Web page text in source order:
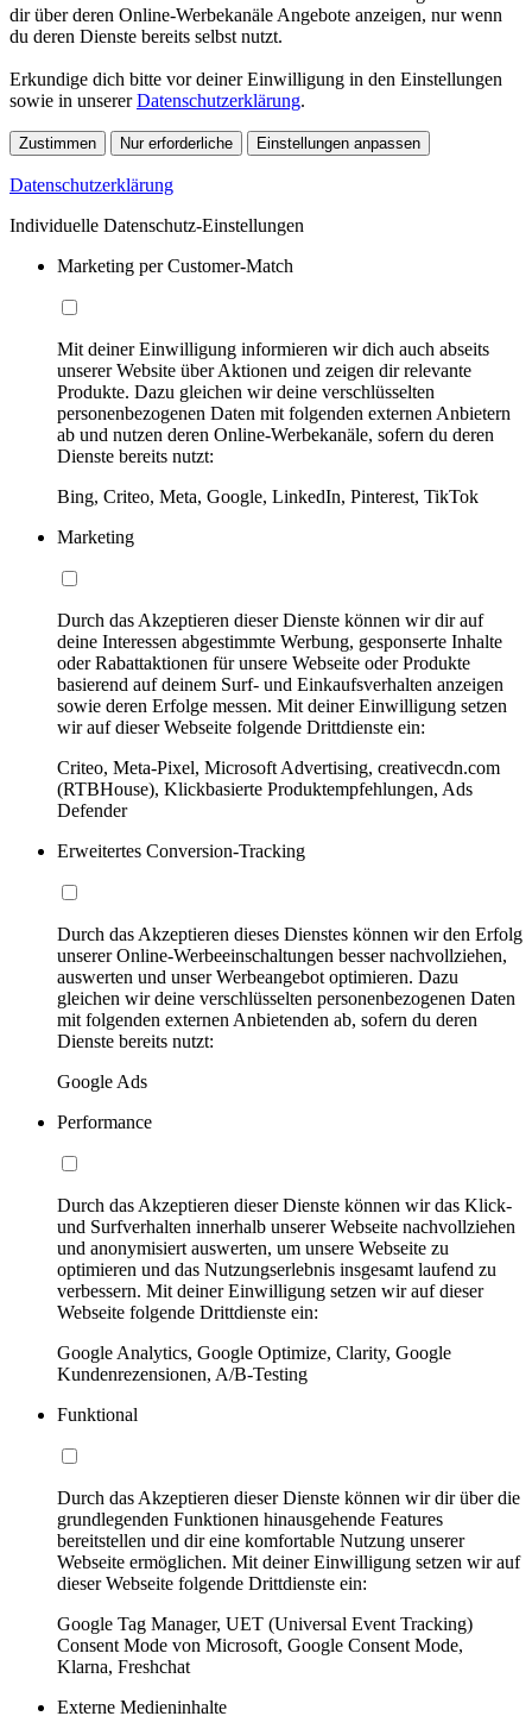
dir über deren Online-Werbekanäle Angebote anzeigen, nur wenn
du deren Dienste bereits selbst nutzt.
Erkundige dich bitte vor deiner Einwilligung in den Einstellungen
sowie in unsererDatenschutzerklärung.
Zustimmen Nur erforderliche Einstellungen anpassen
Datenschutzerklärung
Individuelle Datenschutz-Einstellungen
Marketing per Customer-Match
Mit deiner Einwilligung informieren wir dich auch abseits
unserer Website über Aktionen und zeigen dir relevante
Produkte. Dazu gleichen wir deine verschlüsselten
personenbezogenen Daten mit folgenden externen Anbietern
ab und nutzen deren Online-Werbekanäle, sofern du deren
Dienste bereits nutzt:
Bing, Criteo, Meta, Google, LinkedIn, Pinterest, TikTok
Marketing
Durch das Akzeptieren dieser Dienste können wir dir auf
deine Interessen abgestimmte Werbung, gesponserte Inhalte
oder Rabattaktionen für unsere Webseite oder Produkte
basierend auf deinem Surf- und Einkaufsverhalten anzeigen
sowie deren Erfolge messen. Mit deiner Einwilligung setzen
wir auf dieser Webseite folgende Drittdienste ein:
Criteo, Meta-Pixel, Microsoft Advertising, creativecdn.com
(RTBHouse), Klickbasierte Produktempfehlungen, Ads
Defender
Erweitertes Conversion-Tracking
Durch das Akzeptieren dieses Dienstes können wir den Erfolg
unserer Online-Werbeeinschaltungen besser nachvollziehen,
auswerten und unser Werbeangebot optimieren. Dazu
gleichen wir deine verschlüsselten personenbezogenen Daten
mit folgenden externen Anbietenden ab, sofern du deren
Dienste bereits nutzt:
Google Ads
Performance
Durch das Akzeptieren dieser Dienste können wir das Klick-
und Surfverhalten innerhalb unserer Webseite nachvollziehen
und anonymisiert auswerten, um unsere Webseite zu
optimieren und das Nutzungserlebnis insgesamt laufend zu
verbessern. Mit deiner Einwilligung setzen wir auf dieser
Webseite folgende Drittdienste ein:
Google Analytics, Google Optimize, Clarity, Google
Kundenrezensionen, A/B-Testing
Funktional
Durch das Akzeptieren dieser Dienste können wir dir über die
grundlegenden Funktionen hinausgehende Features
bereitstellen und dir eine komfortable Nutzung unserer
Webseite ermöglichen. Mit deiner Einwilligung setzen wir auf
dieser Webseite folgende Drittdienste ein:
Google Tag Manager, UET (Universal Event Tracking)
Consent Mode von Microsoft, Google Consent Mode,
Klarna, Freshchat
Externe Medieninhalte